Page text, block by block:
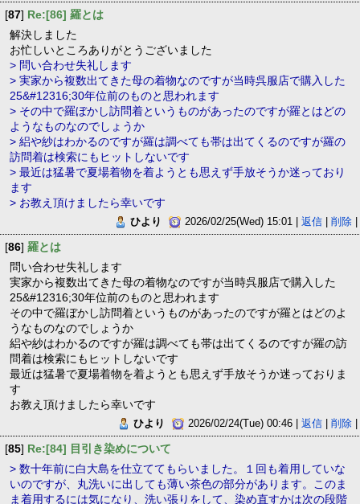
[87] Re:[86] 羅とは
解決しました
お忙しいところありがとうございました
> 問い合わせ失礼します
> 実家から複数出てきた母の着物なのですが当時呉服店で購入した
25&#12316;30年位前のものと思われます
> その中で羅ぼかし訪問着というものがあったのですが羅とはどの
ようなものなのでしょうか
> 絽や紗はわかるのですが羅は調べても帯は出てくるのですが羅の
訪問着は検索にもヒットしないです
> 最近は猛暑で夏場着物を着ようとも思えず手放そうか迷っており
ます
> お教え頂けましたら幸いです
ひより 2026/02/25(Wed) 15:01 |返信 |削除
[86] 羅とは
問い合わせ失礼します
実家から複数出てきた母の着物なのですが当時呉服店で購入した
25&#12316;30年位前のものと思われます
その中で羅ぼかし訪問着というものがあったのですが羅とはどのよ
うなものなのでしょうか
絽や紗はわかるのですが羅は調べても帯は出てくるのですが羅の訪
問着は検索にもヒットしないです
最近は猛暑で夏場着物を着ようとも思えず手放そうか迷っておりま
す
お教え頂けましたら幸いです
ひより 2026/02/24(Tue) 00:46 |返信 |削除
[85] Re:[84] 目引き染めについて
> 数十年前に白大島を仕立ててもらいました。１回も着用していな
いのですが、丸洗いに出しても薄い茶色の部分があります。このま
ま着用するには気になり、洗い張りをして、染め直すかは次の段階